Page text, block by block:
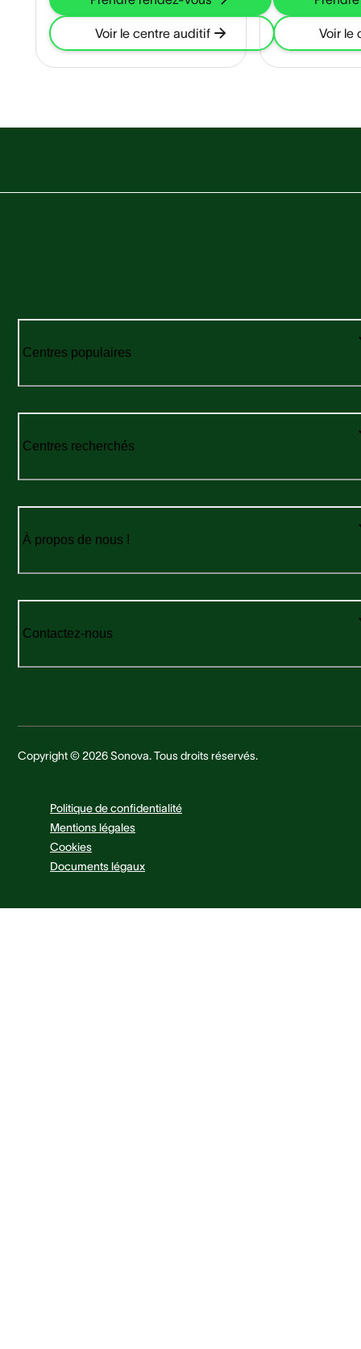
Voir le centre auditif Voir le
Centres populaires
Centres recherchés
À propos de nous !
Contactez-nous
Copyright © 2026 Sonova. Tous droits réservés.
Politique de confidentialité
Mentions légales
Cookies
Documents légaux